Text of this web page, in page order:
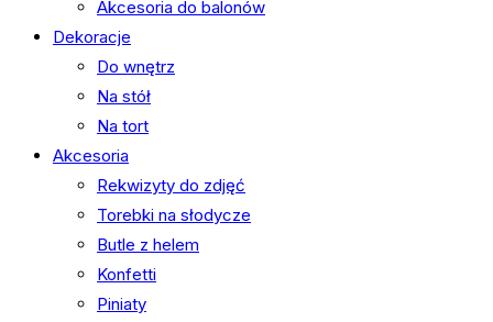
Akcesoria do balonów
Dekoracje
Do wnętrz
Na stół
Na tort
Akcesoria
Rekwizyty do zdjęć
Torebki na słodycze
Butle z helem
Konfetti
Piniaty